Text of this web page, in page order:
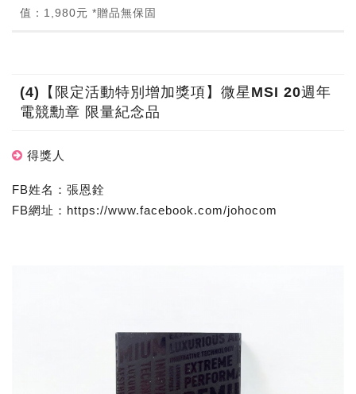
值：1,980元 *贈品無保固
(4)【限定活動特別增加獎項】微星MSI 20週年
電競勳章 限量紀念品
得獎人
FB姓名：張恩銓
FB網址：https://www.facebook.com/johocom